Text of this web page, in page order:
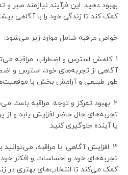
بهبود دهید. این فرآیند نیازمند صبر و
کمک کند تا زندگی خود را با آگاهی
خواص مراقبه شامل موارد زیر می‌شود:
1. کاهش استرس و اضطراب: مراقبه
آگاهی از تجربه‌های خود، استرس و
طور طبیعی و آرامش بخش با
2. بهبود تمرکز و توجه: مراقبه باعث
تجربه‌های حال حاضر افزایش یابد و
یا آینده جلوگیری کنید.
3. افزایش آگاهی: با مراقبه،
تجربه‌های خود و احساسات و افکار خود
کمک می‌کند تا انتخاب‌های بهتری در